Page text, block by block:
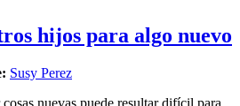
hijos para algo nuevo
Susy Perez